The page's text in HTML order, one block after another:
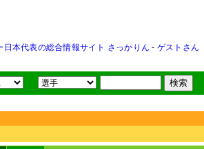
日本代表の総合情報サイト さっかりん - ゲストさん